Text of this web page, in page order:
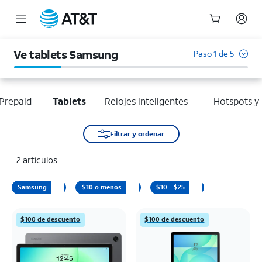
Ve tablets Samsung Paso 1 de 5
Tablets Relojes inteligentes Hotspots y
Filtrar y ordenar
2 artículos
Samsung $10 o menos $10 - $25
$100 de descuento $100 de descuento